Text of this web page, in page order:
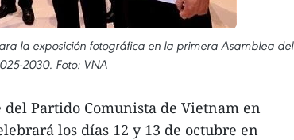
la exposición fotográfica en la primera Asamblea del
2030. Foto: VNA
Partido Comunista de Vietnam en
los días 12 y 13 de octubre en